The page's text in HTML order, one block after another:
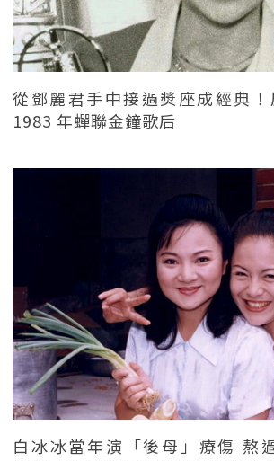
從鄧麗君手中接過獎座成經典！
1983 年蟬聯金鐘歌后
白冰冰當年演「後母」療傷 熬